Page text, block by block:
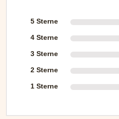
5 Sterne
4 Sterne
3 Sterne
2 Sterne
1 Sterne